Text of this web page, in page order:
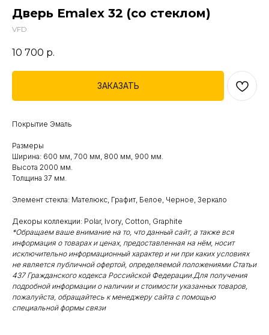
Дверь Emalex 32 (со стеклом)
VFD
10 700 р.
ЗАКАЗАТЬ
Покрытие Эмаль
Размеры
Ширина: 600 мм, 700 мм, 800 мм, 900 мм.
Высота 2000 мм.
Толщина 37 мм.
Элемент стекла: Мателюкс, Графит, Белое, Черное, Зеркало
Декоры коллекции: Polar, Ivory, Cotton, Graphite
*Обращаем ваше внимание на то, что данный сайт, а также вся
информация о товарах и ценах, предоставленная на нём, носит
исключительно информационный характер и ни при каких условиях
не является публичной офертой, определяемой положениями Статьи
437 Гражданского кодекса Российской Федерации.Для получения
подробной информации о наличии и стоимости указанных товаров,
пожалуйста, обращайтесь к менеджеру сайта с помощью
специальной формы связи